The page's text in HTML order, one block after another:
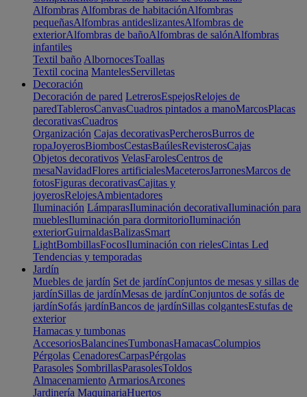
Alfombras Alfombras de habitaciónAlfombras
pequeñasAlfombras antideslizantesAlfombras de
exteriorAlfombras de bañoAlfombras de salónAlfombras
infantiles
Textil baño AlbornocesToallas
Textil cocina MantelesServilletas
Decoración
Decoración de pared LetrerosEspejosRelojes de
paredTablerosCanvasCuadros pintados a manoMarcosPlacas
decorativasCuadros
Organización Cajas decorativasPercherosBurros de
ropaJoyerosBiombosCestasBaúlesRevisterosCajas
Objetos decorativos VelasFarolesCentros de
mesaNavidadFlores artificialesMaceterosJarronesMarcos de
fotosFiguras decorativasCajitas y
joyerosRelojesAmbientadores
Iluminación LámparasIluminación decorativaIluminación para
mueblesIluminación para dormitorioIluminación
exteriorGuirnaldasBalizasSmart
LightBombillasFocosIluminación con rielesCintas Led
Tendencias y temporadas
Jardín
Muebles de jardín Set de jardínConjuntos de mesas y sillas de
jardínSillas de jardínMesas de jardínConjuntos de sofás de
jardínSofás jardínBancos de jardínSillas colgantesEstufas de
exterior
Hamacas y tumbonas
AccesoriosBalancinesTumbonasHamacasColumpios
Pérgolas CenadoresCarpasPérgolas
Parasoles SombrillasParasolesToldos
Almacenamiento ArmariosArcones
Jardinería MaquinariaHuertos